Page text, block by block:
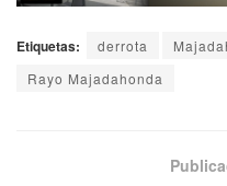
Etiquetas: derrota
Rayo Majadahonda